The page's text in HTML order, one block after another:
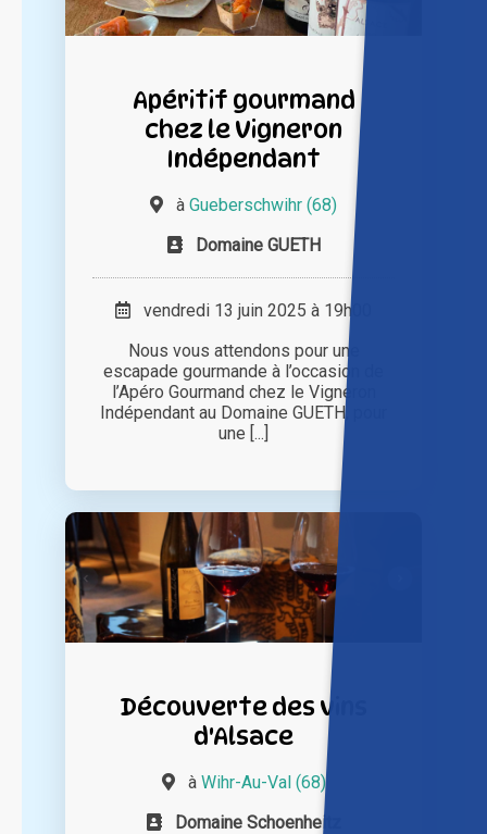
Apéritif gourmand
chez le Vigneron
Indépendant
à Gueberschwihr (68)
Domaine GUETH
vendredi 13 juin 2025 à 19h00
Nous vous attendons pour une
escapade gourmande à l’occasion de
l’Apéro Gourmand chez le Vigneron
Indépendant au Domaine GUETH, pour
une [...]
Découverte des vins
d'Alsace
à Wihr-Au-Val (68)
Domaine Schoenheitz